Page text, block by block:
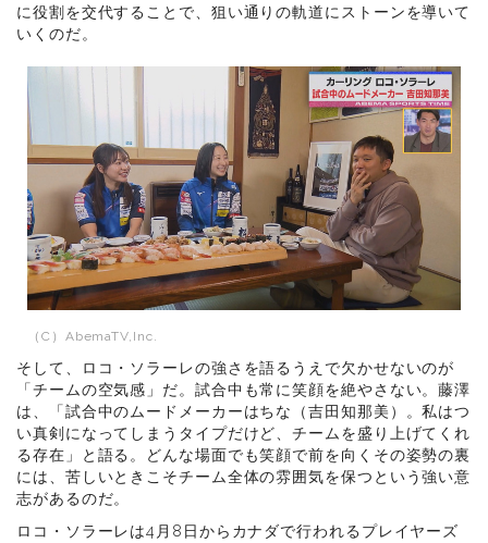
に役割を交代することで、狙い通りの軌道にストーンを導いて
いくのだ。
（C）AbemaTV,Inc.
そして、ロコ・ソラーレの強さを語るうえで欠かせないのが
「チームの空気感」だ。試合中も常に笑顔を絶やさない。藤澤
は、「試合中のムードメーカーはちな（吉田知那美）。私はつ
い真剣になってしまうタイプだけど、チームを盛り上げてくれ
る存在」と語る。どんな場面でも笑顔で前を向くその姿勢の裏
には、苦しいときこそチーム全体の雰囲気を保つという強い意
志があるのだ。
ロコ・ソラーレは4月8日からカナダで行われるプレイヤーズ